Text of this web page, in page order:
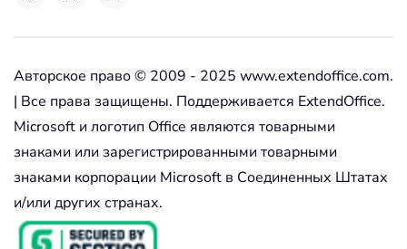
Авторское право © 2009 - 2025 www.extendoffice.com.
| Все права защищены. Поддерживается ExtendOffice.
Microsoft и логотип Office являются товарными
знаками или зарегистрированными товарными
знаками корпорации Microsoft в Соединенных Штатах
и/или других странах.